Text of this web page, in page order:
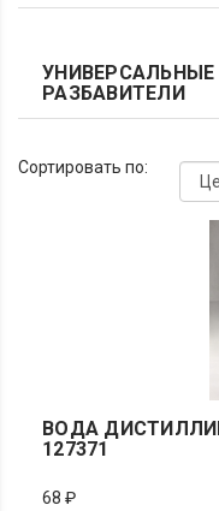
УНИВЕРСАЛЬНЫЕ
РАЗБАВИТЕЛИ
Сортировать по:
ВОДА
127371
68 ₽